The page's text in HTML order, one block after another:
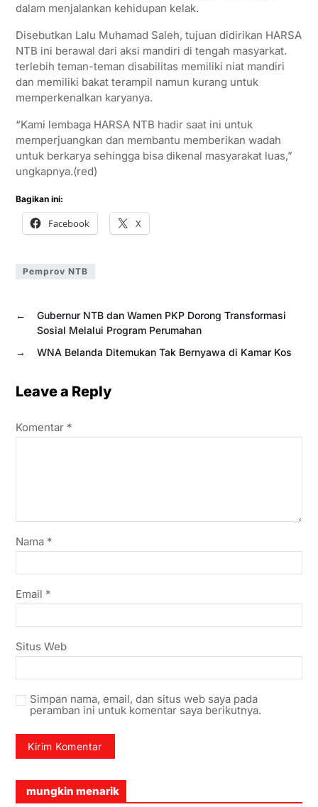
dalam menjalankan kehidupan kelak.
Disebutkan Lalu Muhamad Saleh, tujuan didirikan HARSA
NTB ini berawal dari aksi mandiri di tengah masyarkat.
terlebih teman-teman disabilitas memiliki niat mandiri
dan memiliki bakat terampil namun kurang untuk
memperkenalkan karyanya.
“Kami lembaga HARSA NTB hadir saat ini untuk
memperjuangkan dan membantu memberikan wadah
untuk berkarya sehingga bisa dikenal masyarakat luas,”
ungkapnya.(red)
Bagikan ini:
Facebook X
Pemprov NTB
←
Gubernur NTB dan Wamen PKP Dorong Transformasi
Sosial Melalui Program Perumahan
→
WNA Belanda Ditemukan Tak Bernyawa di Kamar Kos
Leave a Reply
Komentar *
Nama *
Email *
Situs Web
Simpan nama, email, dan situs web saya pada
peramban ini untuk komentar saya berikutnya.
mungkin menarik